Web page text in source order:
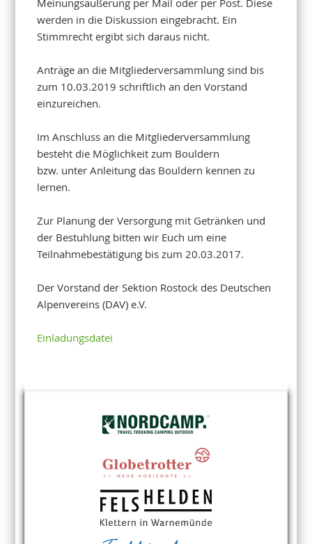
werden in die Diskussion eingebracht. Ein
Stimmrecht ergibt sich daraus nicht.
Anträge an die Mitgliederversammlung sind bis
zum 10.03.2019 schriftlich an den Vorstand
einzureichen.
Im Anschluss an die Mitgliederversammlung
besteht die Möglichkeit zum Bouldern
bzw. unter Anleitung das Bouldern kennen zu
lernen.
Zur Planung der Versorgung mit Getränken und
der Bestuhlung bitten wir Euch um eine
Teilnahmebestätigung bis zum 20.03.2017.
Der Vorstand der Sektion Rostock des Deutschen
Alpenvereins (DAV) e.V.
Einladungsdatei